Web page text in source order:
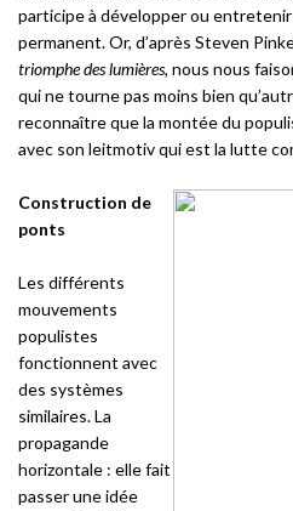
participe à développer ou
permanent. Or, d’après Steven
triomphe des lumières, nous nous
qui ne tourne pas moins bien
reconnaître que la montée du
avec son leitmotiv qui est la lutte
Construction de
ponts
Les différents
mouvements
populistes
fonctionnent avec
des systèmes
similaires. La
propagande
horizontale : elle fait
passer une idée